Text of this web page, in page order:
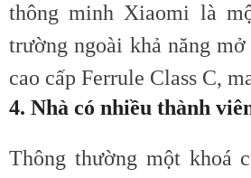
thông minh Xiaomi là
trường ngoài khả năng
cao cấp Ferrule Class C,
4. Nhà có nhiều thành
Thông thường một khoá